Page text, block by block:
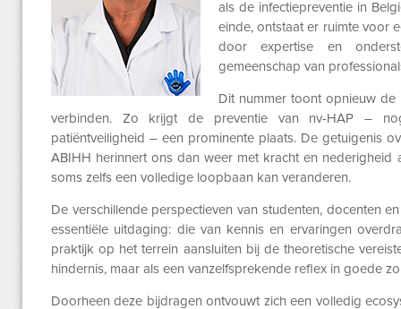
als de infectiepreventie in
einde, ontstaat er ruimte voor
door expertise en
gemeenschap van
Dit nummer toont opnieuw
verbinden. Zo
krijgt de preventie van nv-HAP –
patiëntveiligheid – een prominente plaats. De getuigenis
ABIHH herinnert ons dan weer met kracht en nederigheid
soms zelfs een volledige loopbaan kan veranderen.
De verschillende perspectieven van studenten, docenten
essentiële uitdaging: die van kennis en ervaringen
praktijk op het terrein aansluiten bij de theoretische
hindernis, maar als een vanzelfsprekende reflex in goede
Doorheen deze bijdragen ontvouwt zich een volledig